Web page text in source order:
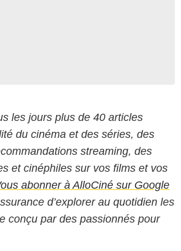
les jours plus de 40 articles
du cinéma et des séries, des
streaming, des
et cinéphiles sur vos films et vos
abonner à AlloCiné sur Google
d’explorer au quotidien les
conçu par des passionnés pour